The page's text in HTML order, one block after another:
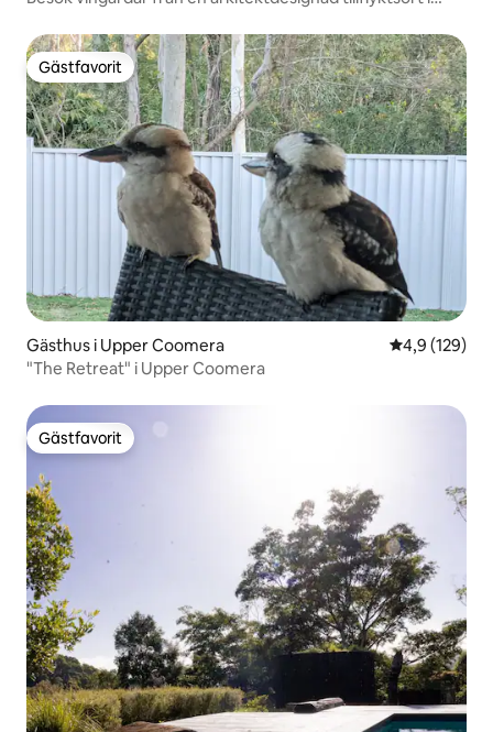
Gästfavorit
Gästfavorit
Gästhus i Upper Coomera 4,9 av 5 i
4,9 (129)
"The Retreat" i Upper Coomera
Gästfavorit
Gästfavorit